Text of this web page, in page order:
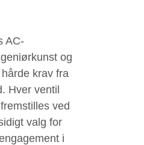
AC-
og
krav fra
Hver ventil
ved
valg for
i